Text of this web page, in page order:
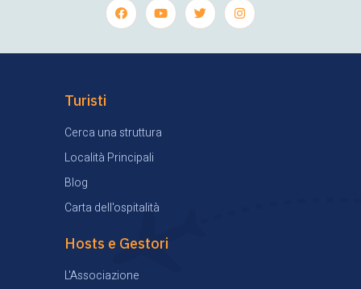
Turisti
Cerca una struttura
Località Principali
Blog
Carta dell'ospitalità
Hosts e Gestori
L'Associazione